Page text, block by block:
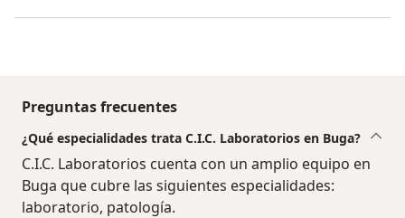
Preguntas frecuentes
¿Qué especialidades trata C.I.C. Laboratorios en Buga?
C.I.C. Laboratorios cuenta con un amplio equipo en
Buga que cubre las siguientes especialidades:
laboratorio, patología.